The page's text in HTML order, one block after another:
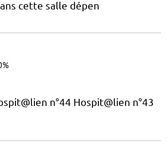
cette salle dépen
n°44 Hospit@lien n°43